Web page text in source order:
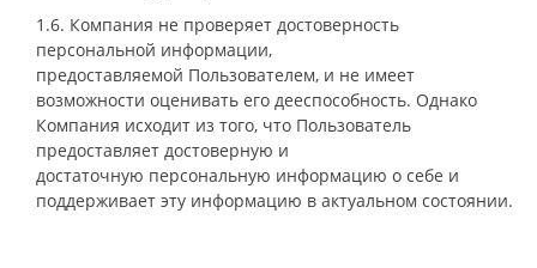
1.6. Компания не проверяет достоверность
персональной информации,
предоставляемой Пользователем, и не имеет
возможности оценивать его дееспособность. Однако
Компания исходит из того, что Пользователь
предоставляет достоверную и
достаточную персональную информацию о себе и
поддерживает эту информацию в актуальном состоянии.